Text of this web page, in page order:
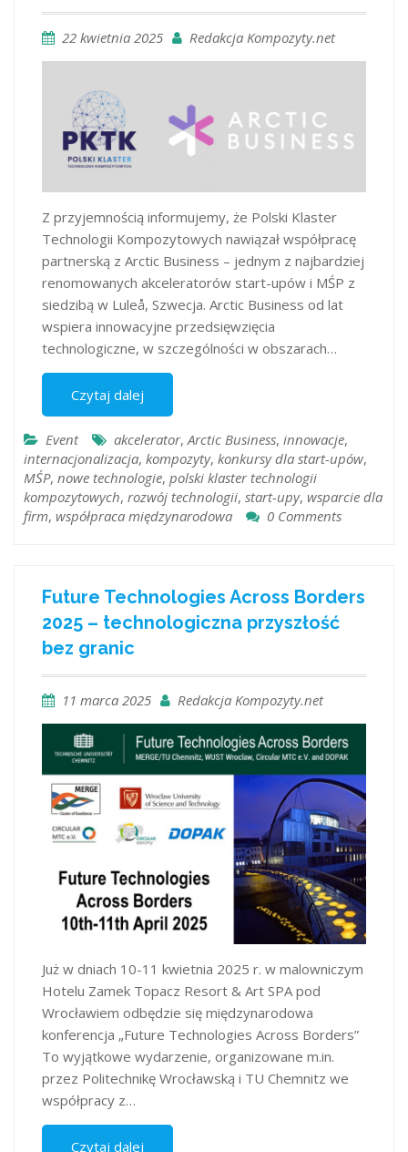
22 kwietnia 2025 Redakcja Kompozyty.net
Z przyjemnością informujemy, że Polski Klaster
Technologii Kompozytowych nawiązał współpracę
partnerską z Arctic Business – jednym z najbardziej
renomowanych akceleratorów start-upów i MŚP z
siedzibą w Luleå, Szwecja. Arctic Business od lat
wspiera innowacyjne przedsięwzięcia
technologiczne, w szczególności w obszarach…
Czytaj dalej
Event akcelerator, Arctic Business, innowacje,
internacjonalizacja, kompozyty, konkursy dla start-upów,
MŚP, nowe technologie, polski klaster technologii
kompozytowych, rozwój technologii, start-upy, wsparcie dla
firm, współpraca międzynarodowa 0 Comments
Future Technologies Across Borders
2025 – technologiczna przyszłość
bez granic
11 marca 2025 Redakcja Kompozyty.net
Już w dniach 10-11 kwietnia 2025 r. w malowniczym
Hotelu Zamek Topacz Resort & Art SPA pod
Wrocławiem odbędzie się międzynarodowa
konferencja „Future Technologies Across Borders”​
To wyjątkowe wydarzenie, organizowane m.in.
przez Politechnikę Wrocławską i TU Chemnitz we
współpracy z…
Czytaj dalej